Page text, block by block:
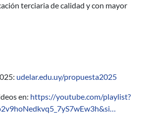
terciaria de calidad y con mayor
udelar.edu.uy/propuesta2025
en: https://youtube.com/playlist?